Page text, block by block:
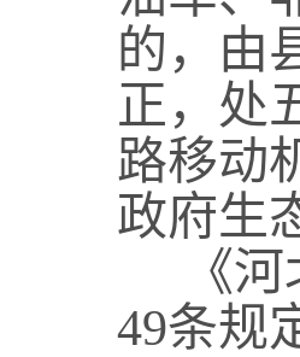
的，由
正，处
路移动
政府生
《河
49条规